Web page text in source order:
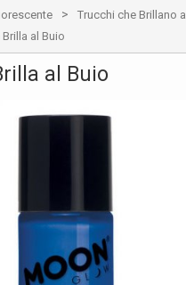
>
Trucchi che Brillano al
al Buio
al Buio